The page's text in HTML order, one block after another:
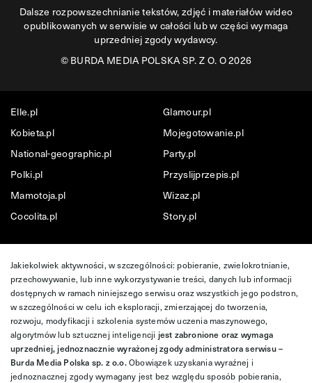
Dalsze rozpowszechnianie tekstów, zdjęć i materiałów wideo
opublikowanych w serwisie w całości lub w części wymaga
uprzedniej zgody wydawcy.
©BURDA MEDIA POLSKA SP. Z O. O 2026
Elle.pl
Glamour.pl
Kobieta.pl
Mojegotowanie.pl
National-geographic.pl
Party.pl
Polki.pl
Przyslijprzepis.pl
Mamotoja.pl
Wizaz.pl
Cocolita.pl
Story.pl
Jakiekolwiek aktywności, w szczególności: pobieranie, zwielokrotnianie,
przechowywanie, lub inne wykorzystywanie treści, danych lub informacji
dostępnych w ramach niniejszego serwisu oraz wszystkich jego podstron,
w szczególności w celu ich eksploracji, zmierzającej do tworzenia,
rozwoju, modyfikacji i szkolenia systemów uczenia maszynowego,
algorytmów lub sztucznej inteligencji jest zabronione oraz wymaga
uprzedniej, jednoznacznie wyrażonej zgody administratora serwisu –
Burda Media Polska sp. z o.o.Obowiązek uzyskania wyraźnej i
jednoznacznej zgody wymagany jest bez względu sposób pobierania,